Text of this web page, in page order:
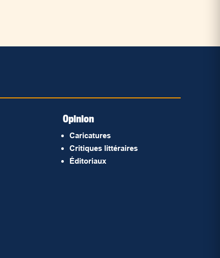
Opinion
Caricatures
Critiques littéraires
Éditoriaux